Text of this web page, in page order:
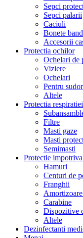
Sepci
Sepci palarii
Caciuli
Bonete
Accesorii
Protectia ochilor
Ochelari de
Viziere
Ochelari
Pentru
Altele
Protectia respiratiei
Filtre
Masti gaze
Masti
Semimasti
Protectie
Hamuri
Centuri de
Franghii
Carabine
Dispozitive
Altele
Dezinfectanti